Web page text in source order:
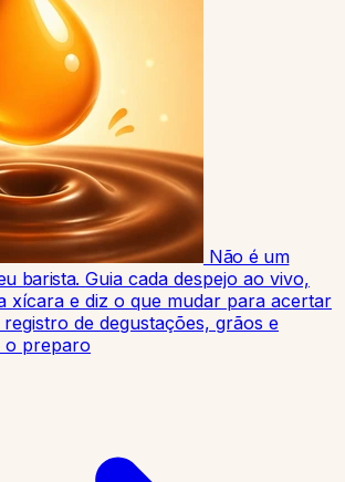
Não é um
barista. Guia cada despejo ao vivo,
xícara e diz o que mudar para acertar
de degustações, grãos e
o preparo